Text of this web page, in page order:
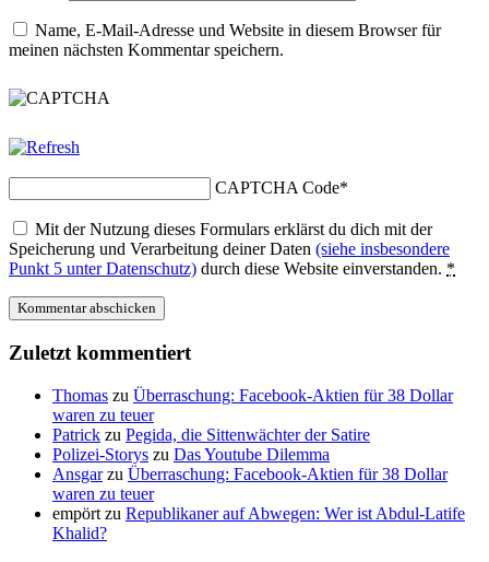
Name, E-Mail-Adresse und Website in diesem Browser für
meinen nächsten Kommentar speichern.
CAPTCHA Code*
Mit der Nutzung dieses Formulars erklärst du dich mit der
Speicherung und Verarbeitung deiner Daten (siehe insbesondere
Punkt 5 unter Datenschutz) durch diese Website einverstanden. *
Zuletzt kommentiert
Thomas zu Überraschung: Facebook-Aktien für 38 Dollar
waren zu teuer
Patrick zu Pegida, die Sittenwächter der Satire
Polizei-Storys zu Das Youtube Dilemma
Ansgarzu Überraschung: Facebook-Aktien für 38 Dollar
waren zu teuer
empört zu Republikaner auf Abwegen: Wer ist Abdul-Latife
Khalid?